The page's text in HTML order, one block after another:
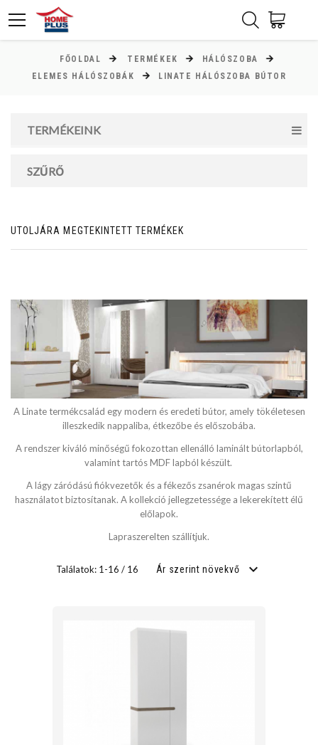
FŐOLDAL TERMÉKEK
HÁLÓSZOBA
ELEMES HÁLÓSZOBÁK
LINATE HÁLÓSZOBA BÚTOR
TERMÉKEINK
SZŰRŐ
Ft
MAGASSÁG
cm
SZÉLESSÉG
cm
cm
cm
UTOLJÁRA MEGTEKINTETT TERMÉKEK
A Linate termékcsalád egy modern és eredeti bútor, amely tökéletesen
illeszkedik nappaliba, étkezőbe és előszobába.
A rendszer kiváló minőségű fokozottan ellenálló laminált bútorlapból,
valamint tartós MDF lapból készült.
A lágy záródású fiókvezetők és a fékezős zsanérok magas szintű
használatot biztosítanak. A kollekció jellegzetessége a lekerekített élű
előlapok.
Lapraszerelten szállítjuk.
Találatok: 1-16 / 16 Ár szerint növekvő